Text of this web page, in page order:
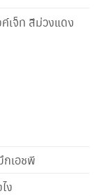
เจ็ท สีม่วงแดง
กเอชพี
ง